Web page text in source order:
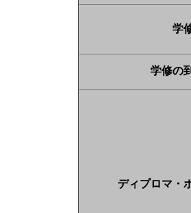
学
学修の
ディプロマ・